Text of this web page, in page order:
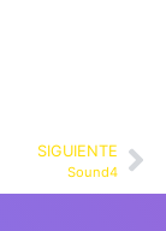
SIGUIENTE
Sound4